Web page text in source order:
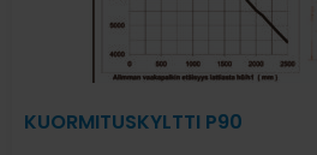
KUORMITUSKYLTTI P90